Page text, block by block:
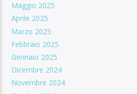
Maggio 2025
Aprile 2025
Marzo 2025
Febbraio 2025
Gennaio 2025
Dicembre 2024
Novembre 2024